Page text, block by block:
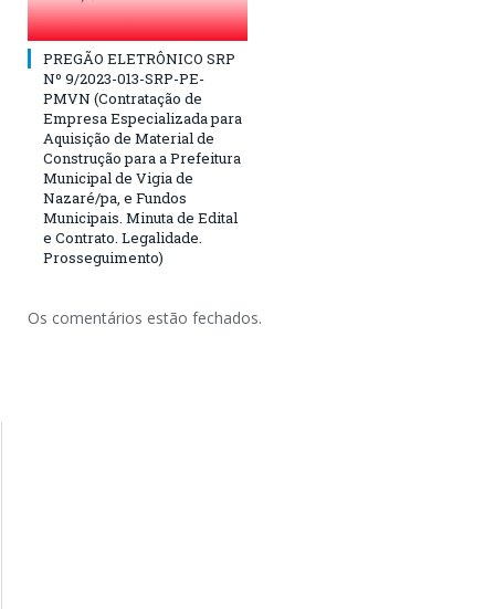
PREGÃO ELETRÔNICO SRP
Nº 9/2023-013-SRP-PE-
PMVN (Contratação de
Empresa Especializada para
Aquisição de Material de
Construção para a Prefeitura
Municipal de Vigia de
Nazaré/pa, e Fundos
Municipais. Minuta de Edital
e Contrato. Legalidade.
Prosseguimento)
Os comentários estão fechados.